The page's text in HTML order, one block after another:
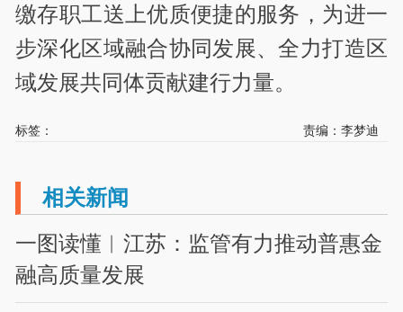
缴存职工送上优质便捷的服务，为进一
步深化区域融合协同发展、全力打造区
域发展共同体贡献建行力量。
标签： 责编：李梦迪
相关新闻
一图读懂︱江苏：监管有力推动普惠金
融高质量发展